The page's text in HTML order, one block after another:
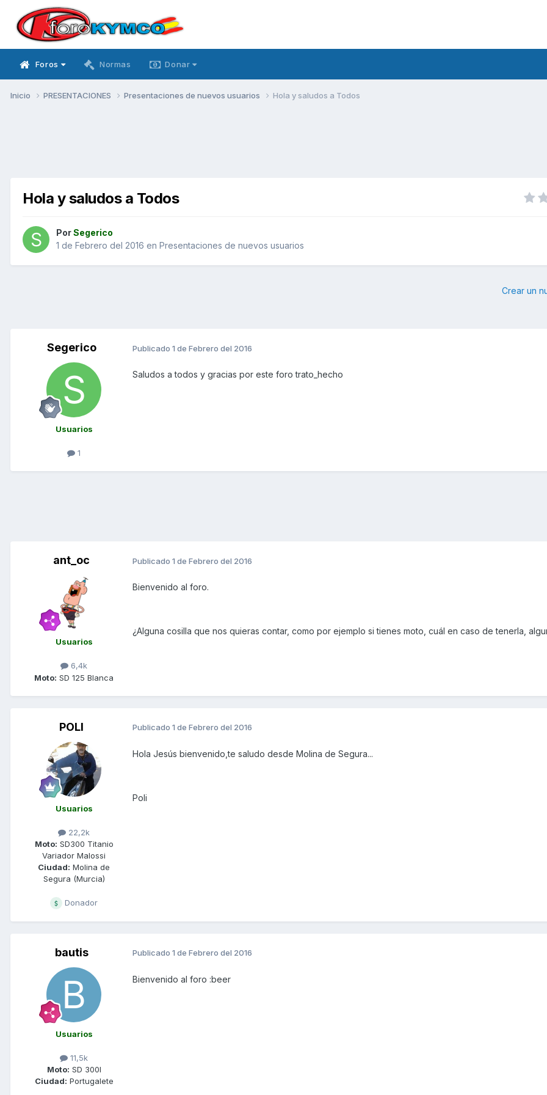
Foros Normas Donar
Inicio PRESENTACIONES Presentaciones de nuevos usuarios Hola y saludos a Todos
Hola y saludos a Todos
PorSegerico
1 de Febrero del 2016 en Presentaciones de nuevos usuarios
Crear un
Segerico
Usuarios
1
Publicado 1 de Febrero del 2016
Saludos a todos y gracias por este foro trato_hecho
ant_oc
Usuarios
6,4k
Moto: SD 125 Blanca
Publicado 1 de Febrero del 2016
Bienvenido al foro.
¿Alguna cosilla que nos quieras contar, como por ejemplo si tienes moto, cuál en caso de tenerla,
POLI
Usuarios
22,2k
Moto: SD300 Titanio
Variador Malossi
Ciudad: Molina de
Segura (Murcia)
Donador
Publicado 1 de Febrero del 2016
Hola Jesús bienvenido,te saludo desde Molina de Segura...
Poli
bautis
Usuarios
11,5k
Moto: SD 300I
Ciudad: Portugalete
Publicado 1 de Febrero del 2016
Bienvenido al foro :beer